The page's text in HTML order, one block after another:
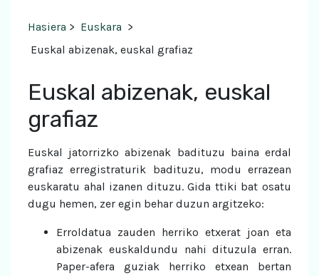
Hasiera > Euskara >
Euskal abizenak, euskal grafiaz
Euskal abizenak, euskal
grafiaz
Euskal jatorrizko abizenak badituzu baina erdal
grafiaz erregistraturik badituzu, modu errazean
euskaratu ahal izanen dituzu. Gida ttiki bat osatu
dugu hemen, zer egin behar duzun argitzeko:
Erroldatua zauden herriko etxerat joan eta
abizenak euskaldundu nahi dituzula erran.
Paper-afera guziak herriko etxean bertan